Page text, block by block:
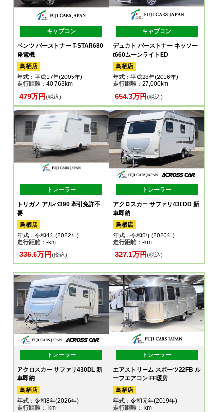
キャブコン
ベンツ バーストナー T-STAR680
発電機
鳥栖店
年式 ：平成17年(2005年)
走行距離：40,763km
479万円(税込)
キャブコン
デュカト バーストナー ネッソー
t660ムーンライトED
鳥栖店
年式：平成28年(2016年)
走行距離：27,000km
654.3万円(税込)
トレーラー
トリガノ アルバ390 牽引免許不
要
鳥栖店
年式 ：令和4年(2022年)
走行距離：-km
335.6万円(税込)
トレーラー
アクロスカー サファリ430DD 新
車即納
鳥栖店
年式：令和8年(2026年)
走行距離：-km
327.1万円(税込)
トレーラー
アクロスカー サファリ430DL 新
車即納
鳥栖店
年式 ：令和8年(2026年)
走行距離：-km
トレーラー
エアストリーム スポーツ22FB ル
ーフエアコン FF暖房
鳥栖店
年式：令和元年(2019年)
走行距離：-km